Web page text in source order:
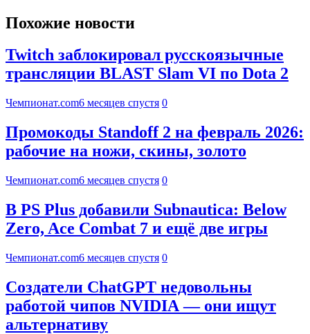
Похожие новости
Twitch заблокировал русскоязычные
трансляции BLAST Slam VI по Dota 2
Чемпионат.com6 месяцев спустя 0
Промокоды Standoff 2 на февраль 2026:
рабочие на ножи, скины, золото
Чемпионат.com6 месяцев спустя 0
В PS Plus добавили Subnautica: Below
Zero, Ace Combat 7 и ещё две игры
Чемпионат.com6 месяцев спустя 0
Создатели ChatGPT недовольны
работой чипов NVIDIA — они ищут
альтернативу